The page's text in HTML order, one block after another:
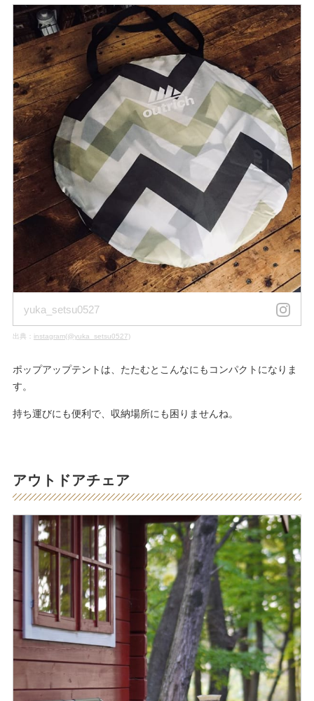
yuka_setsu0527
出典： instagram(@yuka_setsu0527)
ポップアップテントは、たたむとこんなにもコンパクトになりま
す。
持ち運びにも便利で、収納場所にも困りませんね。
アウトドアチェア